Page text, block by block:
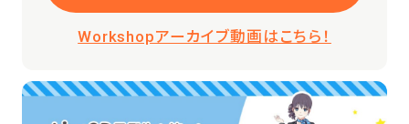
Workshopアーカイブ動画はこちら！